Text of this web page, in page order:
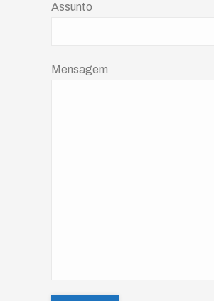
Assunto
Mensagem